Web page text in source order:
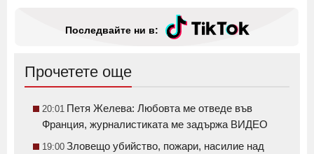
Последвайте ни в:
Прочетете още
20:01 Петя Желева: Любовта ме отведе във
Франция, журналистиката ме задържа ВИДЕО
19:00 Зловещо убийство, пожари, насилие над